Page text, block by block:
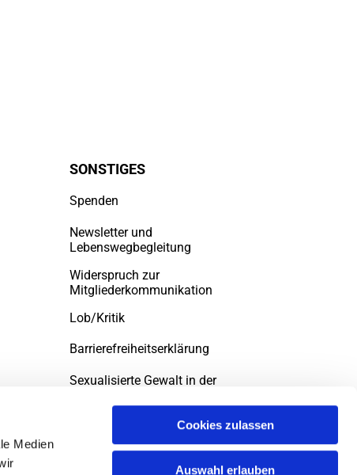
Medien
Cookies zulassen
Auswahl erlauben
SONSTIGES
Spenden
Newsletter und
Lebenswegbegleitung
Widerspruch zur
Mitgliederkommunikation
Lob/Kritik
Barrierefreiheitserklärung
Sexualisierte Gewalt in der